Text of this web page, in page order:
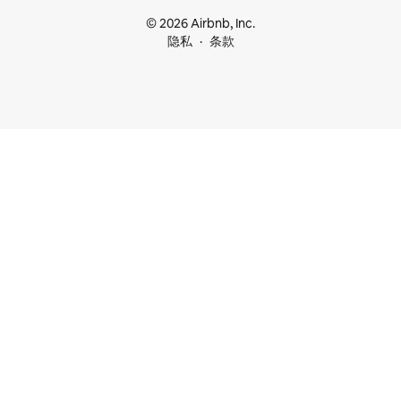
© 2026 Airbnb, Inc.
隐私
条款